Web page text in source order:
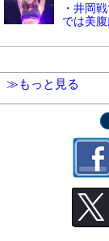
・井岡
では美腹
≫もっと見る